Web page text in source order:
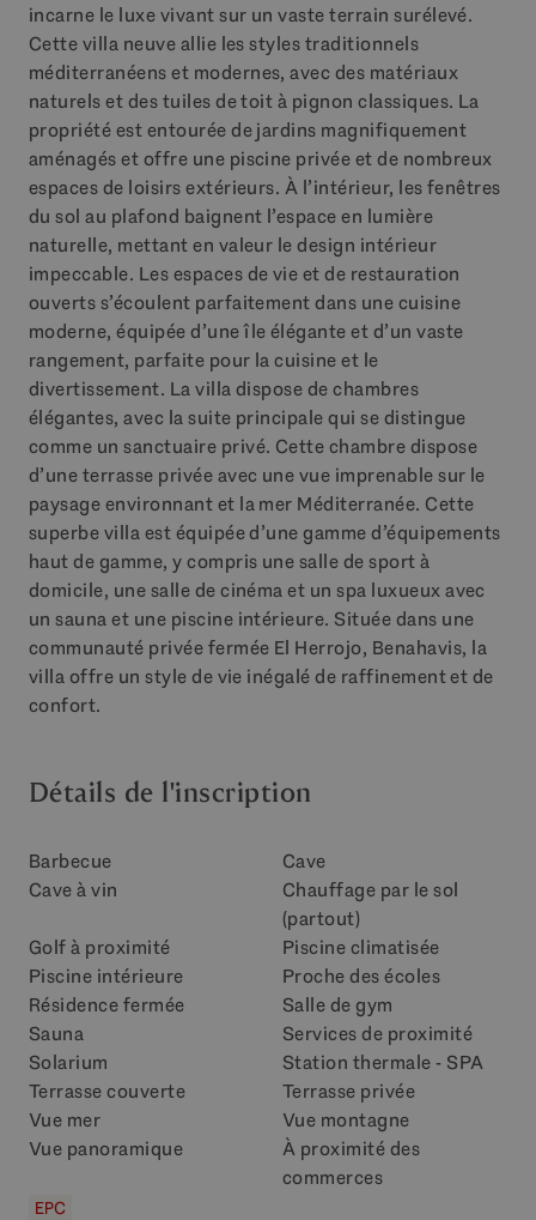
incarne le luxe vivant sur un vaste terrain surélevé.
Cette villa neuve allie les styles traditionnels
méditerranéens et modernes, avec des matériaux
naturels et des tuiles de toit à pignon classiques. La
propriété est entourée de jardins magnifiquement
aménagés et offre une piscine privée et de nombreux
espaces de loisirs extérieurs. À l’intérieur, les fenêtres
du sol au plafond baignent l’espace en lumière
naturelle, mettant en valeur le design intérieur
impeccable. Les espaces de vie et de restauration
ouverts s’écoulent parfaitement dans une cuisine
moderne, équipée d’une île élégante et d’un vaste
rangement, parfaite pour la cuisine et le
divertissement. La villa dispose de chambres
élégantes, avec la suite principale qui se distingue
comme un sanctuaire privé. Cette chambre dispose
d’une terrasse privée avec une vue imprenable sur le
paysage environnant et la mer Méditerranée. Cette
superbe villa est équipée d’une gamme d’équipements
haut de gamme, y compris une salle de sport à
domicile, une salle de cinéma et un spa luxueux avec
un sauna et une piscine intérieure. Située dans une
communauté privée fermée El Herrojo, Benahavis, la
villa offre un style de vie inégalé de raffinement et de
confort.
Détails de l'inscription
Barbecue
Cave
Cave à vin
Chauffage par le sol
(partout)
Golf à proximité
Piscine climatisée
Piscine intérieure
Proche des écoles
Résidence fermée
Salle de gym
Sauna
Services de proximité
Solarium
Station thermale - SPA
Terrasse couverte
Terrasse privée
Vue mer
Vue montagne
Vue panoramique
À proximité des
commerces
EPC